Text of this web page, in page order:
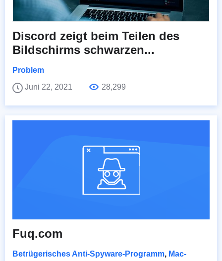
Discord zeigt beim Teilen des
Bildschirms schwarzen...
Problem
Juni 22, 2021
28,299
Fuq.com
Betrügerisches Anti-Spyware-Programm, Mac-